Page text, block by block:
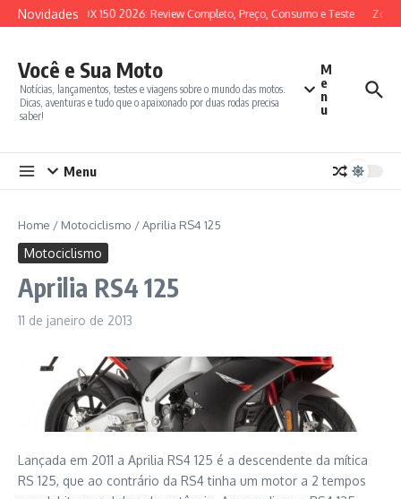
Ir para o conteúdo
NovidadesSYM ADX 150 2026: Review Completo, Preço, Consumo e Teste
Você e Sua Moto
Notícias, lançamentos, testes e viagens sobre o mundo das motos.
Dicas, aventuras e tudo que o apaixonado por duas rodas precisa
saber!
M
e
n
u
Menu
Home / Motociclismo /Aprilia RS4 125
Motociclismo
Aprilia RS4 125
11 de janeiro de 2013
Lançada em 2011 a Aprilia RS4 125 é a descendente da mítica
RS 125, que ao contrário da RS4 tinha um motor a 2 tempos